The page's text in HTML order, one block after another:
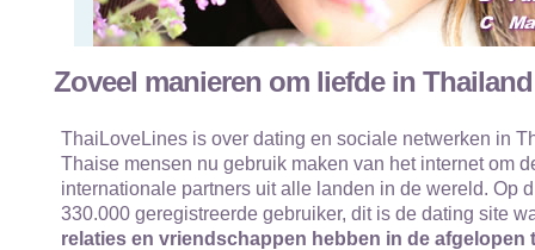
Zoveel manieren om liefde in Thailand
ThaiLoveLines is over dating en sociale netwerken in
Thaise mensen nu gebruik maken van het internet om
internationale partners uit alle landen in de wereld. Op
330.000 geregistreerde gebruiker, dit is de dating site
relaties en vriendschappen hebben in de afgelopen